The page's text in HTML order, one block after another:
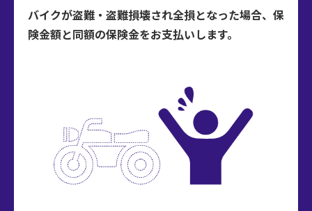
バイクが盗難・盗難損壊され全損となった場合、保
険金額と同額の保険金をお支払いします。